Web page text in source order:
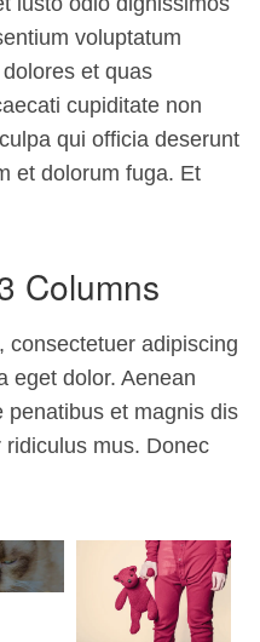
voluptatum
et quas
cupiditate non
qui officia deserunt
et dolorum fuga. Et
Columns
consectetuer adipiscing
eget dolor. Aenean
penatibus et magnis dis
mus. Donec